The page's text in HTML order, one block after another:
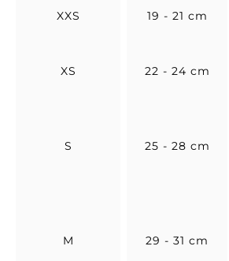
XXS 19 - 21 cm
XS 22 - 24 cm
S 25 - 28 cm
M 29 - 31 cm